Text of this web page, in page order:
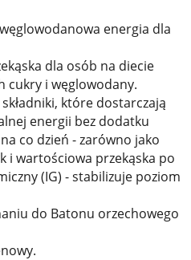
energia dla
dla osób na diecie
cukry i węglowodany.
które dostarczają
energii bez dodatku
co dzień - zarówno jako
i wartościowa przekąska po
(IG) - stabilizuje poziom
do Batonu orzechowego